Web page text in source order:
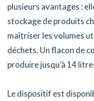
plusieurs avantages :
stockage de produits
maîtriser les volumes
déchets. Un flacon de
produire jusqu’à 14
Le dispositif est